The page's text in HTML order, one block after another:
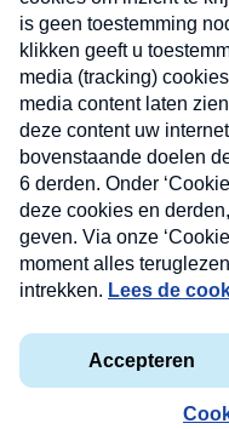
Privacyverklaring
Kwetsbaarheid melden
Copyright © 2026 MAX
Nieuwsbrief
Neem hier een
nieuwsbrief. Elke